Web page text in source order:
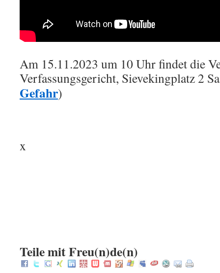
Am 15.11.2023 um 10 Uhr findet die
Verfassungsgericht, Sievekingplatz 2
Gefahr)
x
Teile mit Freu(n)de(n)